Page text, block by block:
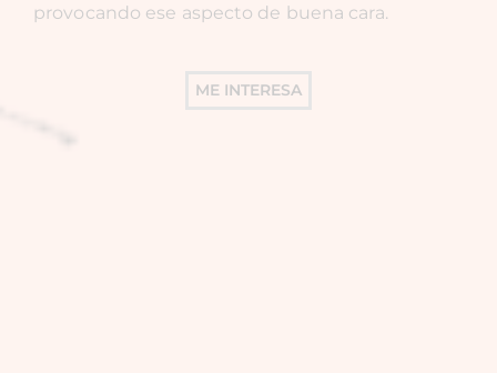
provocando ese aspecto de buena cara.
ME INTERESA